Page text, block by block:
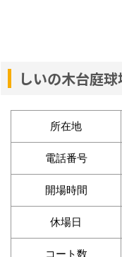
しいの木台庭球
所在地
電話番号
開場時間
休場日
コート数